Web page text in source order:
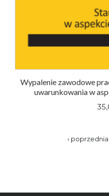
Wypalenie zawodowe
uwarunkowania w
‹ poprzednia